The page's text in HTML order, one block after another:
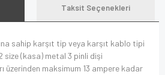
Taksit Seçenekleri
sahip karşıt tip veya karşıt kablo tipi
size (kasa) metal 3 pinli dişi
üzerinden maksimum 13 ampere kadar